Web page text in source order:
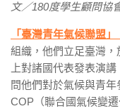
文／180度學生顧問協
「臺灣青年氣候聯盟」
組織，他們立足臺灣
上對諸國代表發表演
問他們對於氣候與青
COP（聯合國氣候變